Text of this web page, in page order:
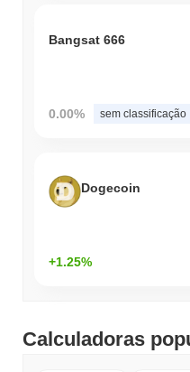
Bangsat 666
0.00% sem classificação
Dogecoin
+1.25%
Calculadoras